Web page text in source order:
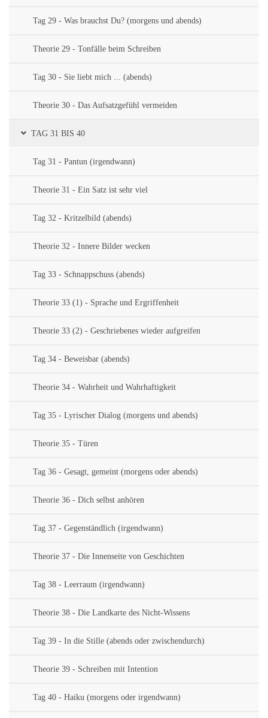
Tag 29 - Was brauchst Du? (morgens und abends)
Theorie 29 - Tonfälle beim Schreiben
Tag 30 - Sie liebt mich ... (abends)
Theorie 30 - Das Aufsatzgefühl vermeiden
TAG 31 BIS 40
Tag 31 - Pantun (irgendwann)
Theorie 31 - Ein Satz ist sehr viel
Tag 32 - Kritzelbild (abends)
Theorie 32 - Innere Bilder wecken
Tag 33 - Schnappschuss (abends)
Theorie 33 (1) - Sprache und Ergriffenheit
Theorie 33 (2) - Geschriebenes wieder aufgreifen
Tag 34 - Beweisbar (abends)
Theorie 34 - Wahrheit und Wahrhaftigkeit
Tag 35 - Lyrischer Dialog (morgens und abends)
Theorie 35 - Türen
Tag 36 - Gesagt, gemeint (morgens oder abends)
Theorie 36 - Dich selbst anhören
Tag 37 - Gegenständlich (irgendwann)
Theorie 37 - Die Innenseite von Geschichten
Tag 38 - Leerraum (irgendwann)
Theorie 38 - Die Landkarte des Nicht-Wissens
Tag 39 - In die Stille (abends oder zwischendurch)
Theorie 39 - Schreiben mit Intention
Tag 40 - Haiku (morgens oder irgendwann)